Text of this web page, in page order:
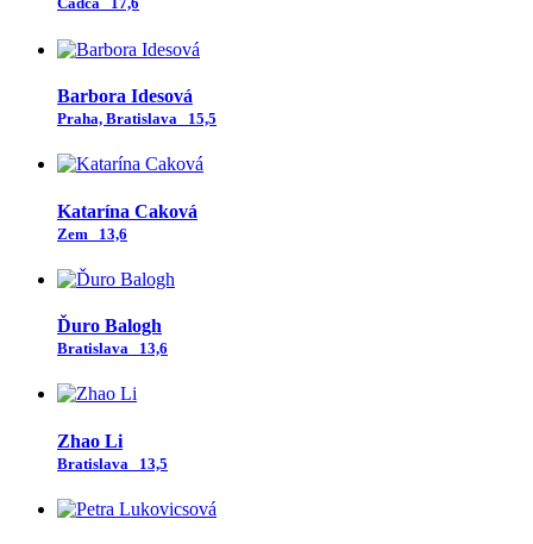
Barbora Idesová
Praha, Bratislava 15,5
Katarína Caková
Zem 13,6
Ďuro Balogh
Bratislava 13,6
Zhao Li
Bratislava 13,5